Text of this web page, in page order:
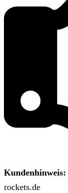
Kundenhinweis:
rockets.de